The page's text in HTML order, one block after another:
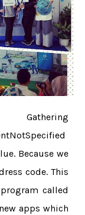
Because we
code. This
called
apps which